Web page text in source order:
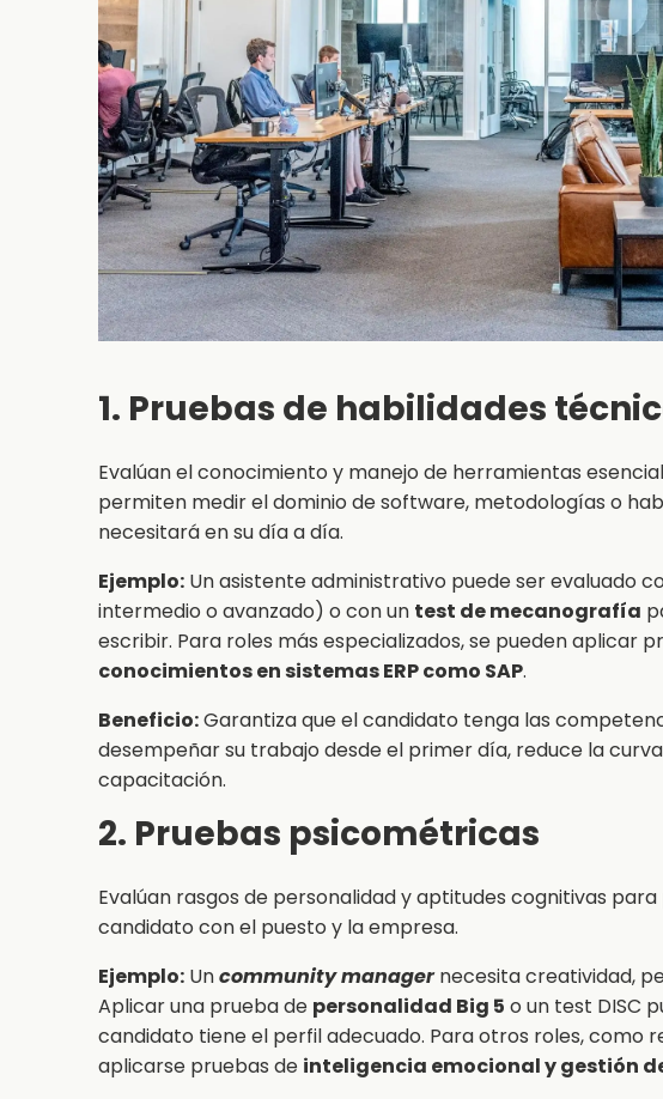
1. Pruebas de habilidades
Evalúan el conocimiento y manejo de herramientas
permiten medir el dominio de software, metodologías o
necesitará en su día a día.
Ejemplo: Un asistente administrativo puede ser evaluado
intermedio o avanzado) o con un test de mecanografía
escribir. Para roles más especializados, se pueden aplicar
conocimientos en sistemas ERP como SAP.
Beneficio:Garantiza que el candidato tenga las
desempeñar su trabajo desde el primer día, reduce la
capacitación.
2. Pruebas psicométricas
Evalúan rasgos de personalidad y aptitudes cognitivas
candidato con el puesto y la empresa.
Ejemplo: Uncommunity managernecesita creatividad,
Aplicar una prueba de personalidad Big 5 o un test DISC
candidato tiene el perfil adecuado. Para otros roles, como
aplicarse pruebas de inteligencia emocional y gestión